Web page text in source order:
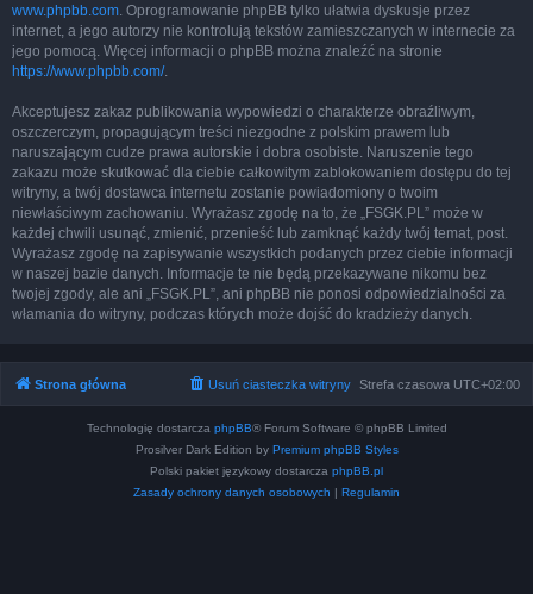
www.phpbb.com. Oprogramowanie phpBB tylko ułatwia dyskusje przez
internet, a jego autorzy nie kontrolują tekstów zamieszczanych w internecie za
jego pomocą. Więcej informacji o phpBB można znaleźć na stronie
https://www.phpbb.com/.
Akceptujesz zakaz publikowania wypowiedzi o charakterze obraźliwym,
oszczerczym, propagującym treści niezgodne z polskim prawem lub
naruszającym cudze prawa autorskie i dobra osobiste. Naruszenie tego
zakazu może skutkować dla ciebie całkowitym zablokowaniem dostępu do tej
witryny, a twój dostawca internetu zostanie powiadomiony o twoim
niewłaściwym zachowaniu. Wyrażasz zgodę na to, że „FSGK.PL” może w
każdej chwili usunąć, zmienić, przenieść lub zamknąć każdy twój temat, post.
Wyrażasz zgodę na zapisywanie wszystkich podanych przez ciebie informacji
w naszej bazie danych. Informacje te nie będą przekazywane nikomu bez
twojej zgody, ale ani „FSGK.PL”, ani phpBB nie ponosi odpowiedzialności za
włamania do witryny, podczas których może dojść do kradzieży danych.
Strona główna Strefa czasowa UTC+02:00
Usuń ciasteczka witryny
Technologię dostarcza phpBB® Forum Software © phpBB Limited
Prosilver Dark Edition by Premium phpBB Styles
Polski pakiet językowy dostarcza phpBB.pl
Zasady ochrony danych osobowych | Regulamin